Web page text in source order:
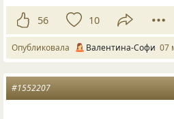
56 10
Опубликовала Валентина-Софи 07
#1552207